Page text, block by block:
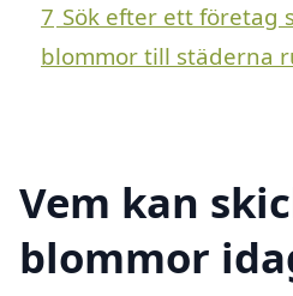
7 Sök efter ett företag
blommor till städerna
Vem kan
blommor